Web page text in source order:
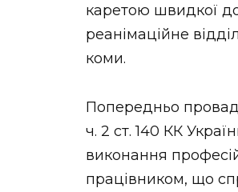
каретою швидкої
реанімаційне
коми.
Попередньо
ч. 2 ст. 140 КК
виконання
працівником, що